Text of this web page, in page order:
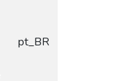
pt_BR